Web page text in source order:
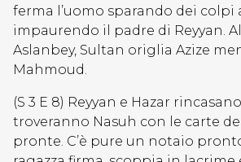
ferma l’uomo sparando dei
impaurendo il padre di Reyyan.
Aslanbey, Sultan origlia Azize
Mahmoud.
(S 3 E 8) Reyyan e Hazar
troveranno Nasuh con le carte
pronte. C’è pure un notaio